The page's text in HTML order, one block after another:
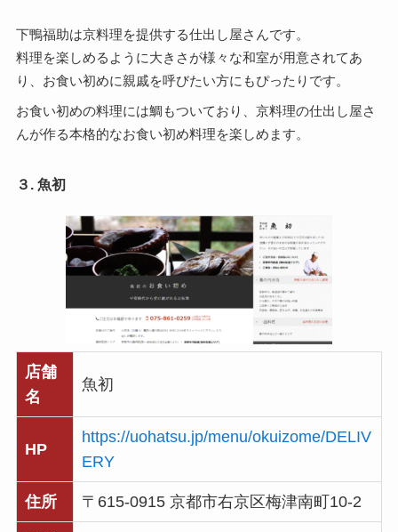
下鴨福助は京料理を提供する仕出し屋さんです。
料理を楽しめるように大きさが様々な和室が用意されてあ
り、お食い初めに親戚を呼びたい方にもぴったりです。
お食い初めの料理には鯛もついており、京料理の仕出し屋さ
んが作る本格的なお食い初め料理を楽しめます。
３. 魚初
店舗
名
魚初
HP
https://uohatsu.jp/menu/okuizome/DELIV
ERY
住所 〒615-0915 京都市右京区梅津南町10-2